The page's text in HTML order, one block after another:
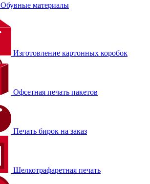
Обувные материалы
Изготовление картонных коробок
Офсетная печать пакетов
Печать бирок на заказ
Шелкотрафаретная печать